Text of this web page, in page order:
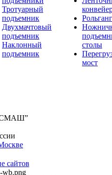
Тротуарный
подъемник
Двухмачтовый
подъемник
Наклонный
подъемник
столы
мост
сайтов